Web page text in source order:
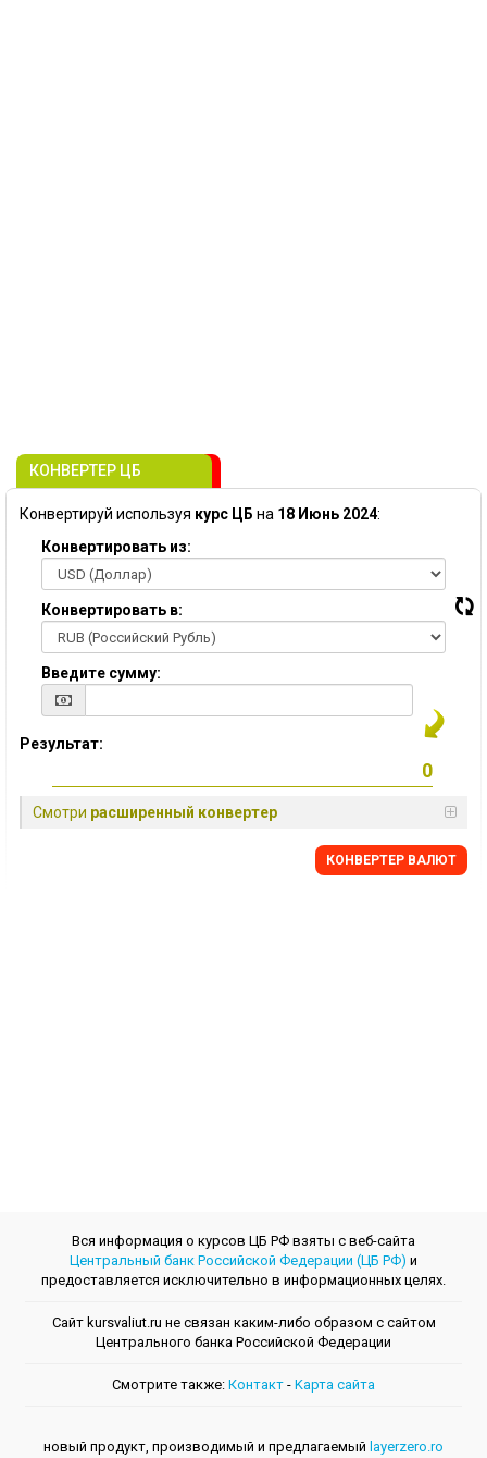
КОНВЕРТЕР ЦБ
Конвертируй используя курс ЦБ на 18 Июнь 2024:
Конвертировать из:
Конвертировать в:
Введите сумму:
Результат:
Смотри расширенный конвертер
КОНВЕРТЕР ВАЛЮТ
Вся информация о курсов ЦБ РФ взяты с веб-сайта
Центральный банк Российской Федерации (ЦБ РФ) и
предоставляется исключительно в информационных целях.
Сайт kursvaliut.ru не связан каким-либо образом с сайтом
Центрального банкa Российской Федерации
Смотрите также: Контакт - Kарта сайта
новый продукт, производимый и предлагаемый layerzero.ro